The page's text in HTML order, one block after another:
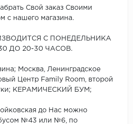
Свой заказ Своими
с нашего магазина.
С ПОНЕДЕЛЬНИКА
ДО 20-30 ЧАСОВ.
Москва, Ленинградское
Центр Family Room, второй
КЕРАМИЧЕСКИЙ БУМ;
до Нас можно
№43 или №6, по